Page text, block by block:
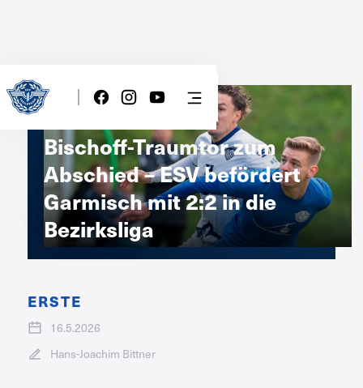
Bischoff-Traumtor zum
Abschied – ESV befördert
Garmisch mit 2:2 in die
Bezirksliga
ERSTE
16.5.2026
Hans-Joachim Bittner